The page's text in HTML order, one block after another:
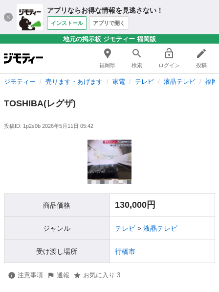
アプリならお得な情報を見逃さない！
インストール アプリで開く
地元の掲示板 ジモティー 福岡版
福岡県 検索 ログイン 投稿
ジモティー 売ります・あげます 家電 テレビ 液晶テレビ 福
TOSHIBA(レグザ)
投稿ID: 1p2s0b 2026年5月11日 05:42
商品価格 130,000円
ジャンル テレビ > 液晶テレビ
受け渡し場所 行橋市
注意事項 通報 お気に入り 3